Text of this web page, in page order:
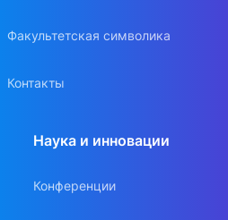
Факультетская символика
Контакты
Наука и инновации
Конференции